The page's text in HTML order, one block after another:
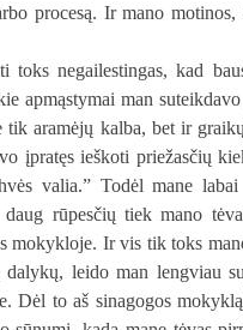
procesą. Ir mano motinos,
negailestingas, kad
apmąstymai man
tik aramėjų kalba, bet ir
įpratęs ieškoti priežasčių
valia.” Todėl mane
rūpesčių tiek mano
mokykloje. Ir vis tik toks
leido man lengviau
Dėl to aš sinagogos